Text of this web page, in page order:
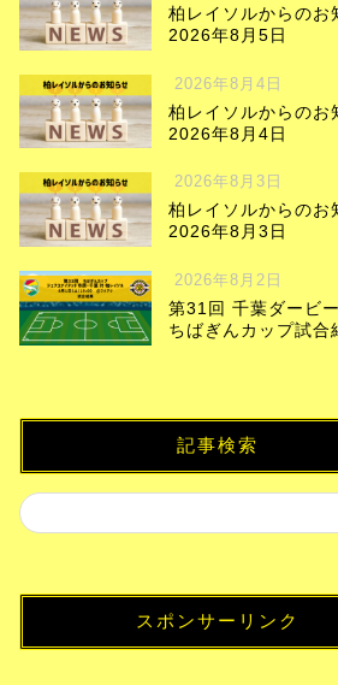
柏レイソルからのお
2026年8月5日
2026年8月4日
柏レイソルからのお
2026年8月4日
2026年8月3日
柏レイソルからのお
2026年8月3日
2026年8月2日
第31回 千葉ダービ
ちばぎんカップ試合
記事検索
スポンサーリンク